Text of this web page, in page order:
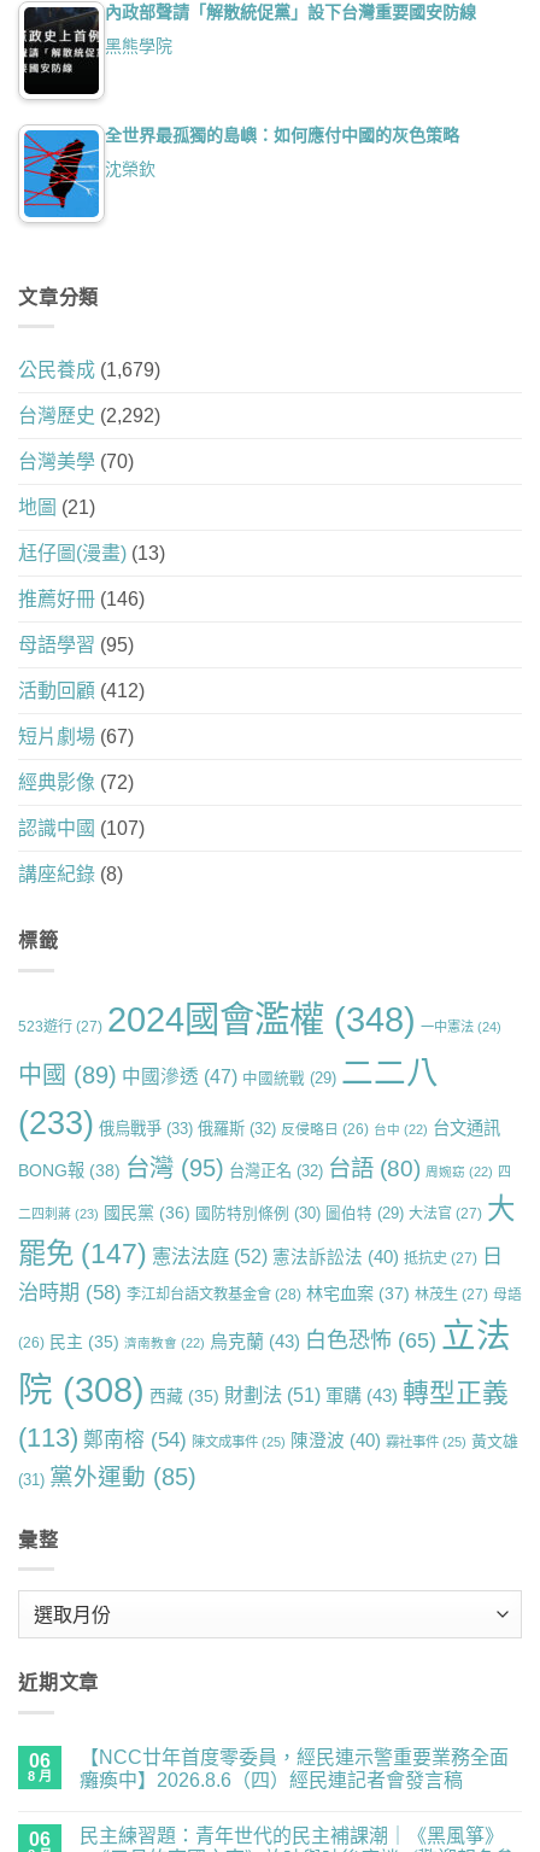
內政部聲請「解散統促黨」設下台灣重要國安防線
黑熊學院
全世界最孤獨的島嶼：如何應付中國的灰色策略
沈榮欽
文章分類
公民養成 (1,679)
台灣歷史 (2,292)
台灣美學 (70)
地圖 (21)
尪仔圖(漫畫) (13)
推薦好冊 (146)
母語學習 (95)
活動回顧 (412)
短片劇場 (67)
經典影像 (72)
認識中國 (107)
講座紀錄 (8)
標籤
523遊行 (27) 2024國會濫權 (348) 一中憲法 (24)
中國 (89) 中國滲透 (47) 中國統戰 (29) 二二八
(233) 俄烏戰爭 (33) 俄羅斯 (32) 反侵略日 (26) 台中 (22) 台文通訊
BONG報 (38) 台灣 (95) 台灣正名 (32) 台語 (80) 周婉窈 (22) 四
二四刺蔣 (23) 國民黨 (36) 國防特別條例 (30) 圖伯特 (29) 大法官 (27) 大
罷免 (147) 憲法法庭 (52) 憲法訴訟法 (40) 抵抗史 (27) 日
治時期 (58) 李江却台語文教基金會 (28) 林宅血案 (37) 林茂生 (27) 母語
(26) 民主 (35) 濟南教會 (22) 烏克蘭 (43) 白色恐怖 (65) 立法
院 (308) 西藏 (35) 財劃法 (51) 軍購 (43) 轉型正義
(113) 鄭南榕 (54) 陳文成事件 (25) 陳澄波 (40) 霧社事件 (25) 黃文雄
(31) 黨外運動 (85)
彙整
近期文章
06
8 月
【NCC廿年首度零委員，經民連示警重要業務全面
癱瘓中】2026.8.6（四）經民連記者會發言稿
廿
留
06
民主練習題：青年世代的民主補課潮｜《黑風箏》